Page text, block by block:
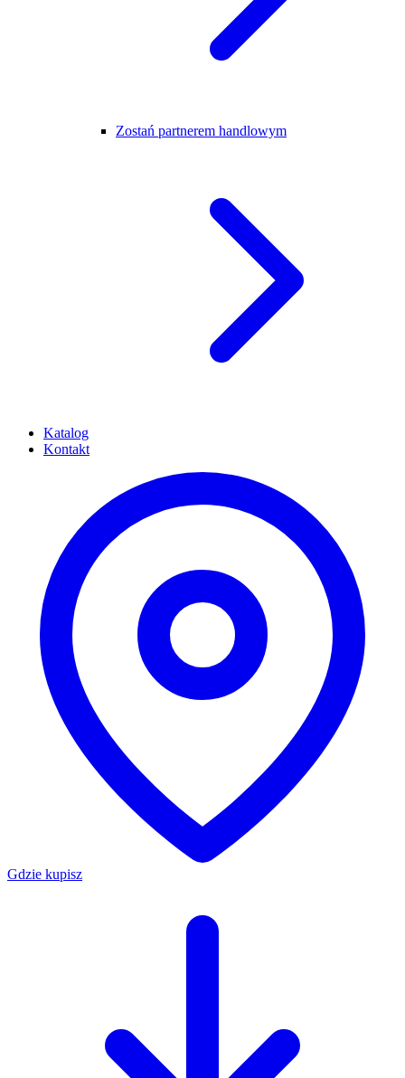
Zostań partnerem handlowym
Katalog
Kontakt
Gdzie kupisz